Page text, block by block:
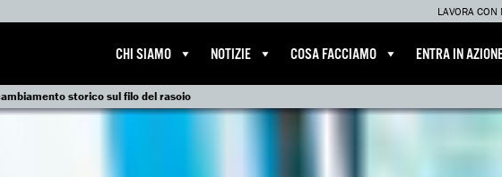
LAVORA CON
CHI SIAMO NOTIZIE COSA FACCIAMO ENTRA IN
storico sul filo del rasoio